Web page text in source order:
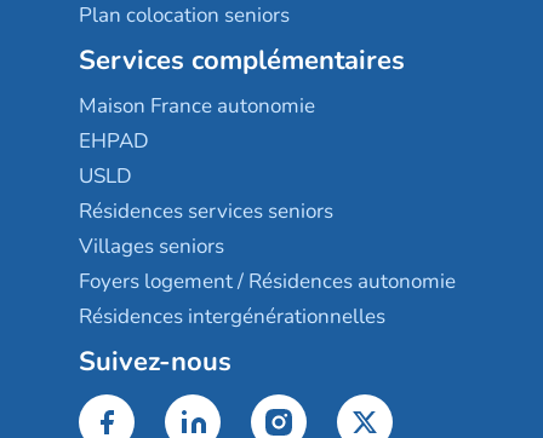
Plan colocation seniors
Services complémentaires
Maison France autonomie
EHPAD
USLD
Résidences services seniors
Villages seniors
Foyers logement / Résidences autonomie
Résidences intergénérationnelles
Suivez-nous